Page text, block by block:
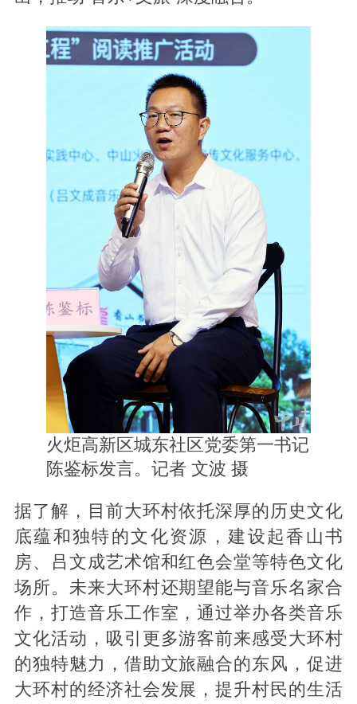
火炬高新区城东社区党委第一书记
陈鉴标发言。记者 文波 摄
据了解，目前大环村依托深厚的历史文化
底蕴和独特的文化资源，建设起香山书
房、吕文成艺术馆和红色会堂等特色文化
场所。未来大环村还期望能与音乐名家合
作，打造音乐工作室，通过举办各类音乐
文化活动，吸引更多游客前来感受大环村
的独特魅力，借助文旅融合的东风，促进
大环村的经济社会发展，提升村民的生活